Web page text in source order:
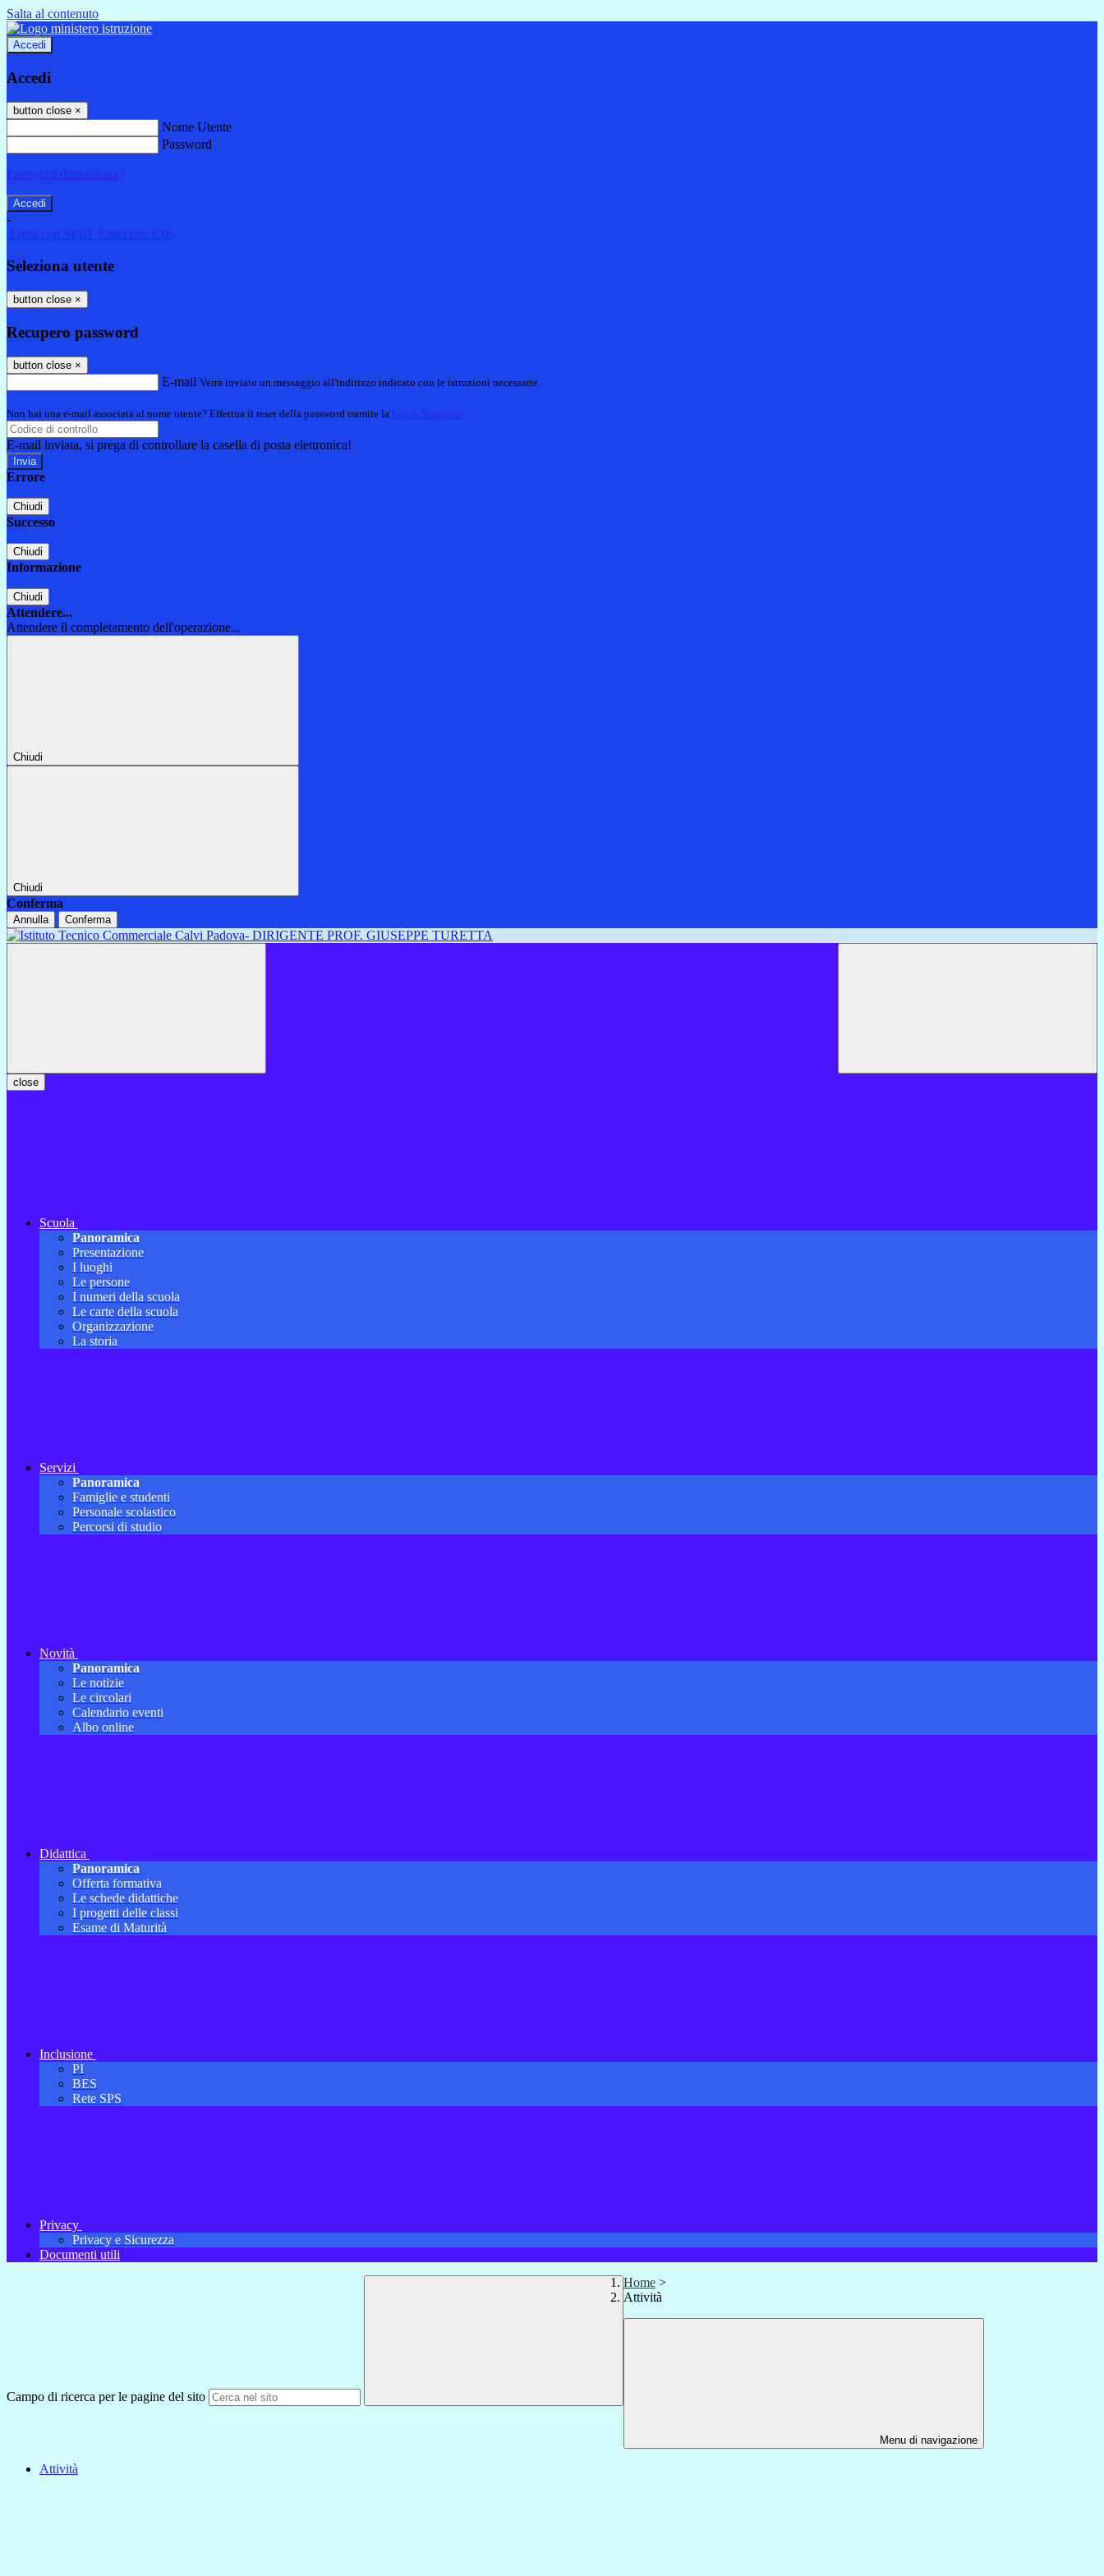
Salta al contenuto
Accedi
Accedi
button close ×
Nome Utente
Password
Password dimenticata?
-
Entra con SPID
Entra con CIE
Seleziona utente
button close ×
Recupero password
button close ×
E-mail Verrà inviato un messaggio all'indirizzo indicato con le istruzioni necessarie.
Non hai una e-mail associata al nome utente? Effettua il reset della password tramite la Login Spaggiari
E-mail inviata, si prega di controllare la casella di posta elettronica!
Errore
Chiudi
Successo
Chiudi
Informazione
Chiudi
Attendere...
Attendere il completamento dell'operazione...
Chiudi
Chiudi
Conferma
Annulla Conferma
close
Scuola
Panoramica
Presentazione
I luoghi
Le persone
I numeri della scuola
Le carte della scuola
Organizzazione
La storia
Servizi
Panoramica
Famiglie e studenti
Personale scolastico
Percorsi di studio
Novità
Panoramica
Le notizie
Le circolari
Calendario eventi
Albo online
Didattica
Panoramica
Offerta formativa
Le schede didattiche
I progetti delle classi
Esame di Maturità
Inclusione
PI
BES
Rete SPS
Privacy
Privacy e Sicurezza
Documenti utili
Campo di ricerca per le pagine del sito
Home >
Attività
Menu di navigazione
Attività